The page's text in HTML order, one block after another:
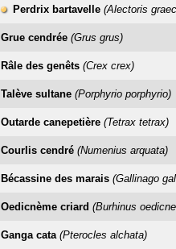
Perdrix bartavelle (Alectoris
Grue cendrée (Grus grus)
Râle des genêts (Crex crex)
Talève sultane (Porphyrio porphyrio)
Outarde canepetière (Tetrax tetrax)
Courlis cendré (Numenius arquata)
Bécassine des marais (Gallinago
Oedicnème criard (Burhinus
Ganga cata (Pterocles alchata)